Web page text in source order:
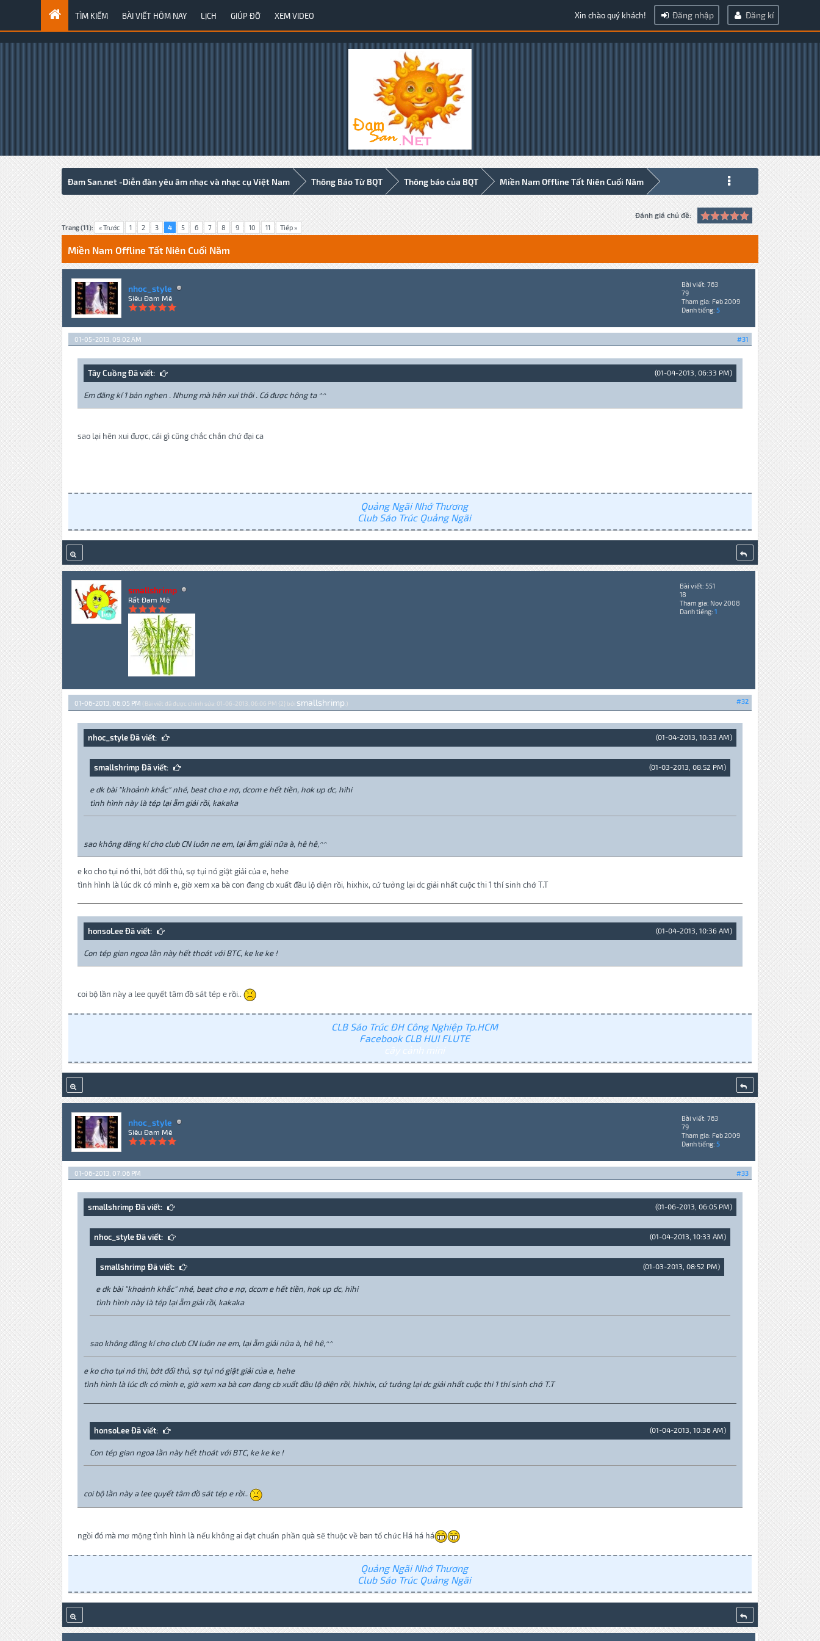
TÌM KIẾM BÀI VIẾT HÔM NAY LỊCH GIÚP ĐỠ XEM VIDEO Xin chào quý khách! Đăng nhập Đăng kí
Đam San.net -Diễn đàn yêu âm nhạc và nhạc cụ Việt Nam Thông Báo Từ BQT Thông báo của BQT Miền Nam Offline Tất Niên Cuối Năm
Trang (11): « Trước 1 2 3 4 5 6 7 8 9 10 11 Tiếp »
Đánh giá chủ đề:
1 Votes - 5 Average
1
2
3
4
5
Miền Nam Offline Tất Niên Cuối Năm
nhoc_style
Siêu Đam Mê
Bài viết: 763
79
Tham gia: Feb 2009
Danh tiếng: 5
#31
01-05-2013, 09:02 AM
(01-04-2013, 06:33 PM)
Tây Cuồng Đã viết:
Em đăng kí 1 bản nghen . Nhưng mà hên xui thôi . Có được hông ta ^^
sao lại hên xui được, cái gì cũng chắc chắn chứ đại ca
Quảng Ngãi Nhớ Thương
Club Sáo Trúc Quảng Ngãi
smallshrimp
Rất Đam Mê
Bài viết: 551
18
Tham gia: Nov 2008
Danh tiếng: 1
#32
01-06-2013, 06:05 PM (Bài viết đã được chỉnh sửa: 01-06-2013, 06:06 PM {2} bởi smallshrimp .)
(01-04-2013, 10:33 AM)
nhoc_style Đã viết:
(01-03-2013, 08:52 PM)
smallshrimp Đã viết:
e dk bài "khoảnh khắc" nhé, beat cho e nợ, dcom e hết tiền, hok up dc, hihi
tình hình này là tép lại ẵm giải rồi, kakaka
sao không đăng kí cho club CN luôn ne em, lại ẵm giải nữa à, hê hê,^^
e ko cho tụi nó thi, bớt đối thủ, sợ tụi nó giật giải của e, hehe
tình hình là lúc dk có mình e, giờ xem xa bà con đang cb xuất đầu lộ diện rồi, hixhix, cứ tưởng lại dc giải nhất cuộc thi 1 thí sinh chớ T.T
(01-04-2013, 10:36 AM)
honsoLee Đã viết:
Con tép gian ngoa lần này hết thoát với BTC, ke ke ke !
coi bộ lần này a lee quyết tâm đồ sát tép e rồi..
CLB Sáo Trúc ĐH Công Nghiệp Tp.HCM
Facebook CLB HUI FLUTE
cây cảnh mini
nhoc_style
Siêu Đam Mê
Bài viết: 763
79
Tham gia: Feb 2009
Danh tiếng: 5
#33
01-06-2013, 07:06 PM
(01-06-2013, 06:05 PM)
smallshrimp Đã viết:
(01-04-2013, 10:33 AM)
nhoc_style Đã viết:
(01-03-2013, 08:52 PM)
smallshrimp Đã viết:
e dk bài "khoảnh khắc" nhé, beat cho e nợ, dcom e hết tiền, hok up dc, hihi
tình hình này là tép lại ẵm giải rồi, kakaka
sao không đăng kí cho club CN luôn ne em, lại ẵm giải nữa à, hê hê,^^
e ko cho tụi nó thi, bớt đối thủ, sợ tụi nó giật giải của e, hehe
tình hình là lúc dk có mình e, giờ xem xa bà con đang cb xuất đầu lộ diện rồi, hixhix, cứ tưởng lại dc giải nhất cuộc thi 1 thí sinh chớ T.T
(01-04-2013, 10:36 AM)
honsoLee Đã viết:
Con tép gian ngoa lần này hết thoát với BTC, ke ke ke !
coi bộ lần này a lee quyết tâm đồ sát tép e rồi..
ngồi đó mà mơ mộng tình hình là nếu không ai đạt chuẩn phần quà sẽ thuộc về ban tổ chức Há há há
Quảng Ngãi Nhớ Thương
Club Sáo Trúc Quảng Ngãi